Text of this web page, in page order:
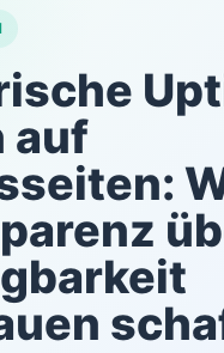
auf